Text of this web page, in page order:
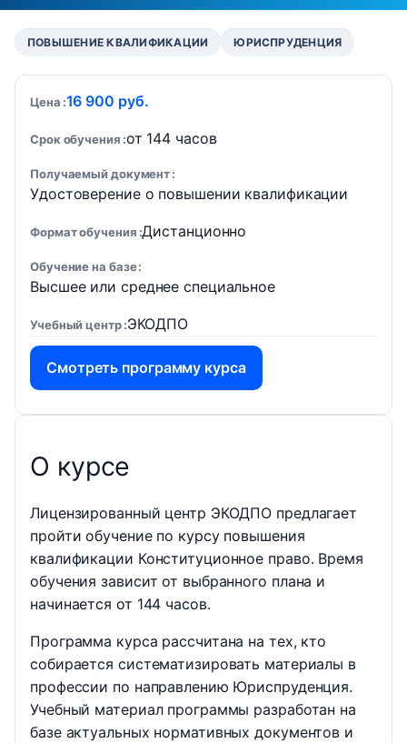
ПОВЫШЕНИЕ КВАЛИФИКАЦИИ ЮРИСПРУДЕНЦИЯ
Цена 16 900 руб.
Срок обучения от 144 часов
Получаемый документ
Удостоверение о повышении квалификации
Формат обучения Дистанционно
Обучение на базе
Высшее или среднее специальное
Учебный центр ЭКОДПО
Смотреть программу курса
О курсе
Лицензированный центр ЭКОДПО предлагает
пройти обучение по курсу повышения
квалификации Конституционное право. Время
обучения зависит от выбранного плана и
начинается от 144 часов.
Программа курса рассчитана на тех, кто
собирается систематизировать материалы в
профессии по направлению Юриспруденция.
Учебный материал программы разработан на
базе актуальных нормативных документов и